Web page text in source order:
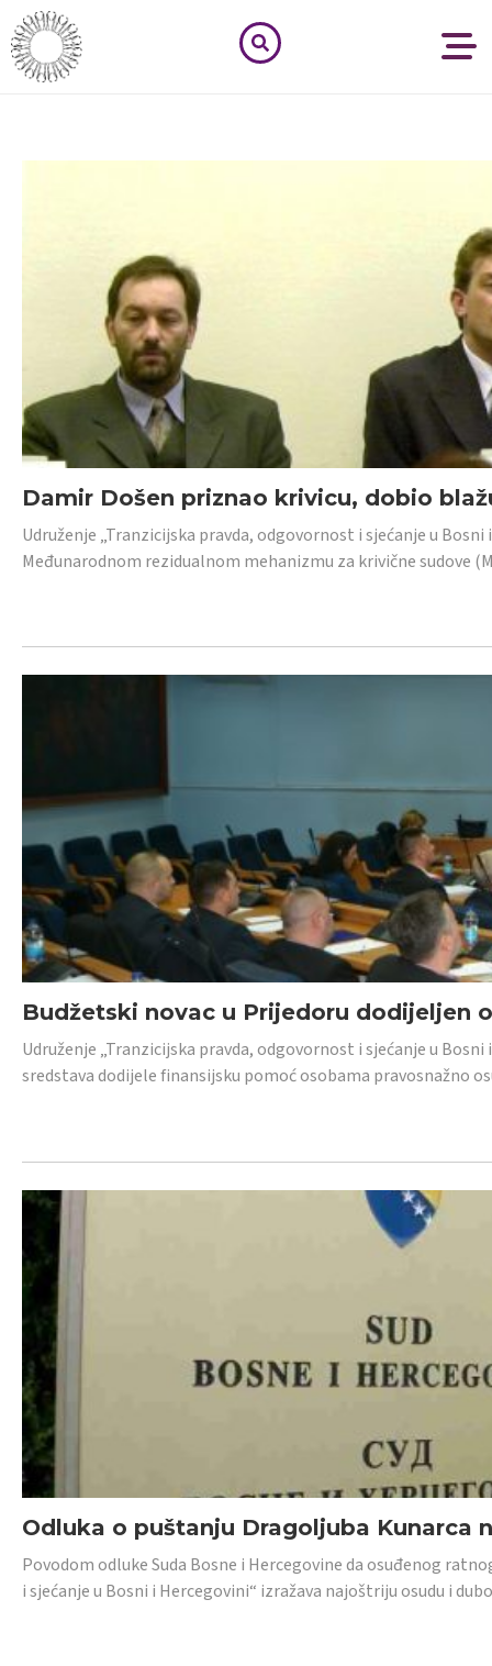
Damir Došen priznao krivicu, dobio
Udruženje „Tranzicijska pravda, odgovornost i sjećanje u
Međunarodnom rezidualnom mehanizmu za krivične sudove
Budžetski novac u Prijedoru dodijeljen
Udruženje „Tranzicijska pravda, odgovornost i sjećanje u
sredstava dodijele finansijsku pomoć osobama pravosnažno
Odluka o puštanju Dragoljuba Kunarca
Povodom odluke Suda Bosne i Hercegovine da osuđenog
i sjećanje u Bosni i Hercegovini“ izražava najoštriju osudu i